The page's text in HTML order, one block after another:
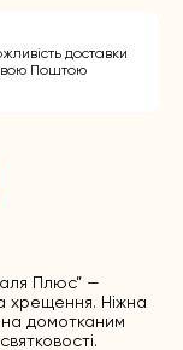
доставки
Поштою
Плюс” —
хрещення. Ніжна
домотканим